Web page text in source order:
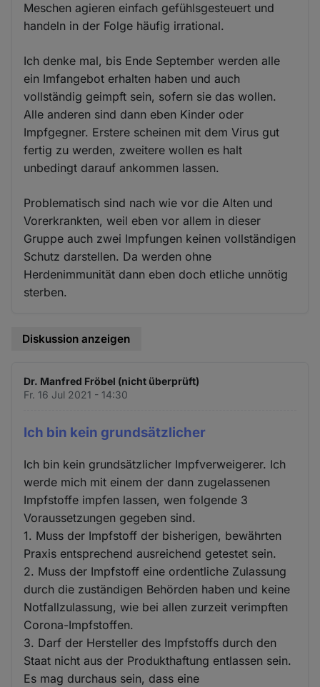
Meschen agieren einfach gefühlsgesteuert und
handeln in der Folge häufig irrational.
Ich denke mal, bis Ende September werden alle
ein Imfangebot erhalten haben und auch
vollständig geimpft sein, sofern sie das wollen.
Alle anderen sind dann eben Kinder oder
Impfgegner. Erstere scheinen mit dem Virus gut
fertig zu werden, zweitere wollen es halt
unbedingt darauf ankommen lassen.
Problematisch sind nach wie vor die Alten und
Vorerkrankten, weil eben vor allem in dieser
Gruppe auch zwei Impfungen keinen vollständigen
Schutz darstellen. Da werden ohne
Herdenimmunität dann eben doch etliche unnötig
sterben.
Diskussion anzeigen
Dr. Manfred Fröbel (nicht überprüft)
Fr. 16 Jul 2021 - 14:30
Ich bin kein grundsätzlicher
Ich bin kein grundsätzlicher Impfverweigerer. Ich
werde mich mit einem der dann zugelassenen
Impfstoffe impfen lassen, wen folgende 3
Voraussetzungen gegeben sind.
1. Muss der Impfstoff der bisherigen, bewährten
Praxis entsprechend ausreichend getestet sein.
2. Muss der Impfstoff eine ordentliche Zulassung
durch die zuständigen Behörden haben und keine
Notfallzulassung, wie bei allen zurzeit verimpften
Corona-Impfstoffen.
3. Darf der Hersteller des Impfstoffs durch den
Staat nicht aus der Produkthaftung entlassen sein.
Es mag durchaus sein, dass eine